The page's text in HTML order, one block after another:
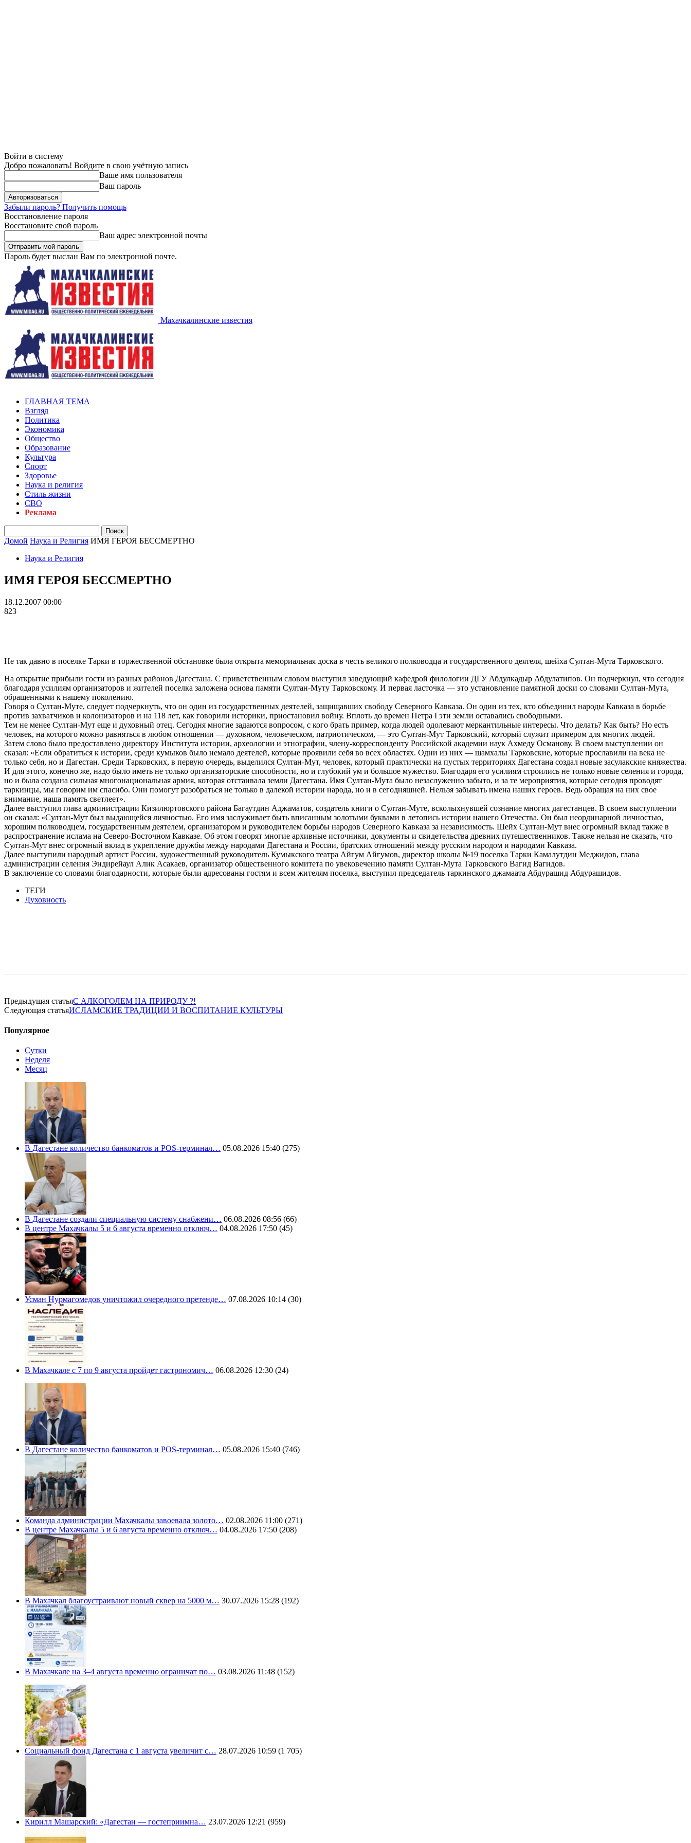
Войти в систему
Добро пожаловать! Войдите в свою учётную запись
Ваше имя пользователя
Ваш пароль
Забыли пароль? Получить помощь
Восстановление пароля
Восстановите свой пароль
Ваш адрес электронной почты
Пароль будет выслан Вам по электронной почте.
Махачкалинские известия
ГЛАВНАЯ ТЕМА
Взгляд
Политика
Экономика
Общество
Образование
Культура
Спорт
Здоровье
Наука и религия
Стиль жизни
СВО
Реклама
Домой Наука и Религия ИМЯ ГЕРОЯ БЕССМЕРТНО
Наука и Религия
ИМЯ ГЕРОЯ БЕССМЕРТНО
18.12.2007 00:00
823
Не так давно в поселке Тарки в торжественной обстановке была открыта мемориальная доска в честь великого полководца и государственного деятеля, шейха Султан-Мута Тарковского.
На открытие прибыли гости из разных районов Дагестана. С приветственным словом выступил заведующий кафедрой филологии ДГУ Абдулкадыр Абдулатипов. Он подчеркнул, что сегодня
благодаря усилиям организаторов и жителей поселка заложена основа памяти Султан-Муту Тарковскому. И первая ласточка — это установление памятной доски со словами Султан-Мута,
обращенными к нашему поколению.
Говоря о Султан-Муте, следует подчеркнуть, что он один из государственных деятелей, защищавших свободу Северного Кавказа. Он один из тех, кто объединил народы Кавказа в борьбе
против захватчиков и колонизаторов и на 118 лет, как говорили историки, приостановил войну. Вплоть до времен Петра I эти земли оставались свободными.
Тем не менее Султан-Мут еще и духовный отец. Сегодня многие задаются вопросом, с кого брать пример, когда людей одолевают меркантильные интересы. Что делать? Как быть? Но есть
человек, на которого можно равняться в любом отношении — духовном, человеческом, патриотическом, — это Султан-Мут Тарковский, который служит примером для многих людей.
Затем слово было предоставлено директору Института истории, археологии и этнографии, члену-корреспонденту Российской академии наук Ахмеду Османову. В своем выступлении он
сказал: «Если обратиться к истории, среди кумыков было немало деятелей, которые проявили себя во всех областях. Одни из них — шамхалы Тарковские, которые прославили на века не
только себя, но и Дагестан. Среди Тарковских, в первую очередь, выделился Султан-Мут, человек, который практически на пустых территориях Дагестана создал новые засулакские княжества.
И для этого, конечно же, надо было иметь не только организаторские способности, но и глубокий ум и большое мужество. Благодаря его усилиям строились не только новые селения и города,
но и была создана сильная многонациональная армия, которая отстаивала земли Дагестана. Имя Султан-Мута было незаслуженно забыто, и за те мероприятия, которые сегодня проводят
таркинцы, мы говорим им спасибо. Они помогут разобраться не только в далекой истории народа, но и в сегодняшней. Нельзя забывать имена наших героев. Ведь обращая на них свое
внимание, наша память светлеет».
Далее выступил глава администрации Кизилюртовского района Багаутдин Аджаматов, создатель книги о Султан-Муте, всколыхнувшей сознание многих дагестанцев. В своем выступлении
он сказал: «Султан-Мут был выдающейся личностью. Его имя заслуживает быть вписанным золотыми буквами в летопись истории нашего Отечества. Он был неординарной личностью,
хорошим полководцем, государственным деятелем, организатором и руководителем борьбы народов Северного Кавказа за независимость. Шейх Султан-Мут внес огромный вклад также в
распространение ислама на Северо-Восточном Кавказе. Об этом говорят многие архивные источники, документы и свидетельства древних путешественников. Также нельзя не сказать, что
Султан-Мут внес огромный вклад в укрепление дружбы между народами Дагестана и России, братских отношений между русским народом и народами Кавказа.
Далее выступили народный артист России, художественный руководитель Кумыкского театра Айгум Айгумов, директор школы №19 поселка Тарки Камалутдин Меджидов, глава
администрации селения Эндирейаул Алик Асакаев, организатор общественного комитета по увековечению памяти Султан-Мута Тарковского Вагид Вагидов.
В заключение со словами благодарности, которые были адресованы гостям и всем жителям поселка, выступил председатель таркинского джамаата Абдурашид Абдурашидов.
ТЕГИ
Духовность
Предыдущая статьяС АЛКОГОЛЕМ НА ПРИРОДУ ?!
Следующая статьяИСЛАМСКИЕ ТРАДИЦИИ И ВОСПИТАНИЕ КУЛЬТУРЫ
Популярное
Сутки
Неделя
Месяц
В Дагестане количество банкоматов и POS-терминал… 05.08.2026 15:40 (275)
В Дагестане создали специальную систему снабжени… 06.08.2026 08:56 (66)
В центре Махачкалы 5 и 6 августа временно отключ… 04.08.2026 17:50 (45)
Усман Нурмагомедов уничтожил очередного претенде… 07.08.2026 10:14 (30)
В Махачкале с 7 по 9 августа пройдет гастрономич… 06.08.2026 12:30 (24)
В Дагестане количество банкоматов и POS-терминал… 05.08.2026 15:40 (746)
Команда администрации Махачкалы завоевала золото… 02.08.2026 11:00 (271)
В центре Махачкалы 5 и 6 августа временно отключ… 04.08.2026 17:50 (208)
В Махачкал благоустраивают новый сквер на 5000 м… 30.07.2026 15:28 (192)
В Махачкале на 3–4 августа временно ограничат по… 03.08.2026 11:48 (152)
Социальный фонд Дагестана с 1 августа увеличит с… 28.07.2026 10:59 (1 705)
Кирилл Машарский: «Дагестан — гостеприимна… 23.07.2026 12:21 (959)